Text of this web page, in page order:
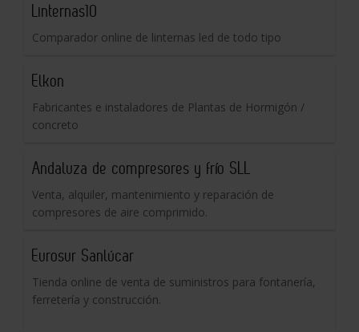
Linternas10
Comparador online de linternas led de todo tipo
Elkon
Fabricantes e instaladores de Plantas de Hormigón /
concreto
Andaluza de compresores y frío SLL
Venta, alquiler, mantenimiento y reparación de
compresores de aire comprimido.
Eurosur Sanlúcar
Tienda online de venta de suministros para fontanería,
ferretería y construcción.